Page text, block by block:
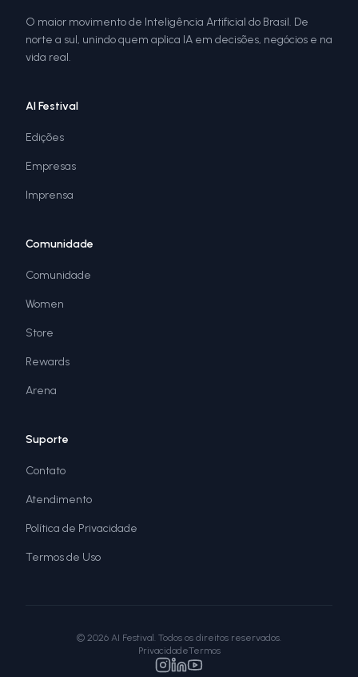
O maior movimento de Inteligência Artificial do Brasil. De
norte a sul, unindo quem aplica IA em decisões, negócios e na
vida real.
AI Festival
Edições
Empresas
Imprensa
Comunidade
Comunidade
Women
Store
Rewards
Arena
Suporte
Contato
Atendimento
Política de Privacidade
Termos de Uso
© 2026 AI Festival. Todos os direitos reservados.
PrivacidadeTermos